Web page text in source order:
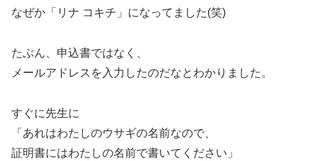
なぜか「リナ コキチ」になってました(笑)
たぶん、申込書ではなく、
メールアドレスを入力したのだなとわかりました。
すぐに先生に
「あれはわたしのウサギの名前なので、
証明書にはわたしの名前で書いてください」